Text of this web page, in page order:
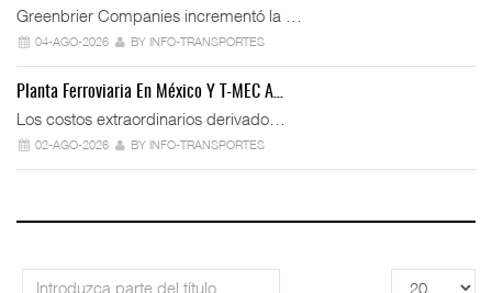
Greenbrier Companies incrementó la …
04-AGO-2026 BY INFO-TRANSPORTES
Planta Ferroviaria En México Y T-MEC A…
Los costos extraordinarios derivado…
02-AGO-2026 BY INFO-TRANSPORTES
Introduzca
Cantidad